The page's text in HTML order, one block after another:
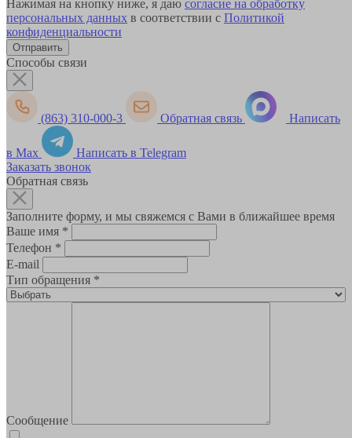
Нажимая на кнопку ниже, я даю согласие на обработку
персональных данных в соответствии с Политикой
конфиденциальности
Способы связи
(863) 310-000-3 Обратная связь Написать
в Max
Написать в Telegram
Заказать звонок
Обратная связь
Заполните форму, и мы свяжемся с Вами в ближайшее время
Ваше имя *
Телефон *
E-mail
Тип обращения *
Сообщение